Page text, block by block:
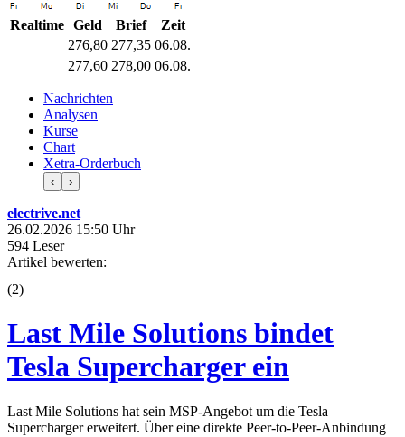
Realtime Geld Brief
Zeit
276,80 277,35 06.08.
277,60 278,00 06.08.
Nachrichten
Analysen
Kurse
Chart
Xetra-Orderbuch
‹ ›
electrive.net
26.02.2026 15:50 Uhr
594 Leser
Artikel bewerten:
(2)
Last Mile Solutions bindet
Tesla Supercharger ein
Last Mile Solutions hat sein MSP-Angebot um die Tesla
Supercharger erweitert. Über eine direkte Peer-to-Peer-Anbindung